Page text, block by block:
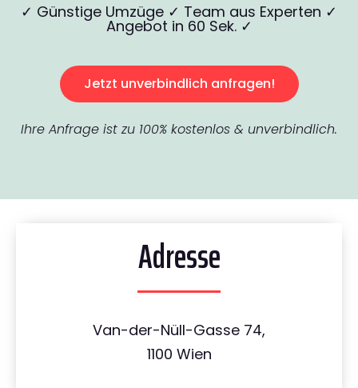
✓ Günstige Umzüge ✓ Team aus Experten ✓
Angebot in 60 Sek. ✓
Jetzt unverbindlich anfragen!
Ihre Anfrage ist zu 100% kostenlos & unverbindlich.
Adresse
Van-der-Nüll-Gasse 74,
1100 Wien